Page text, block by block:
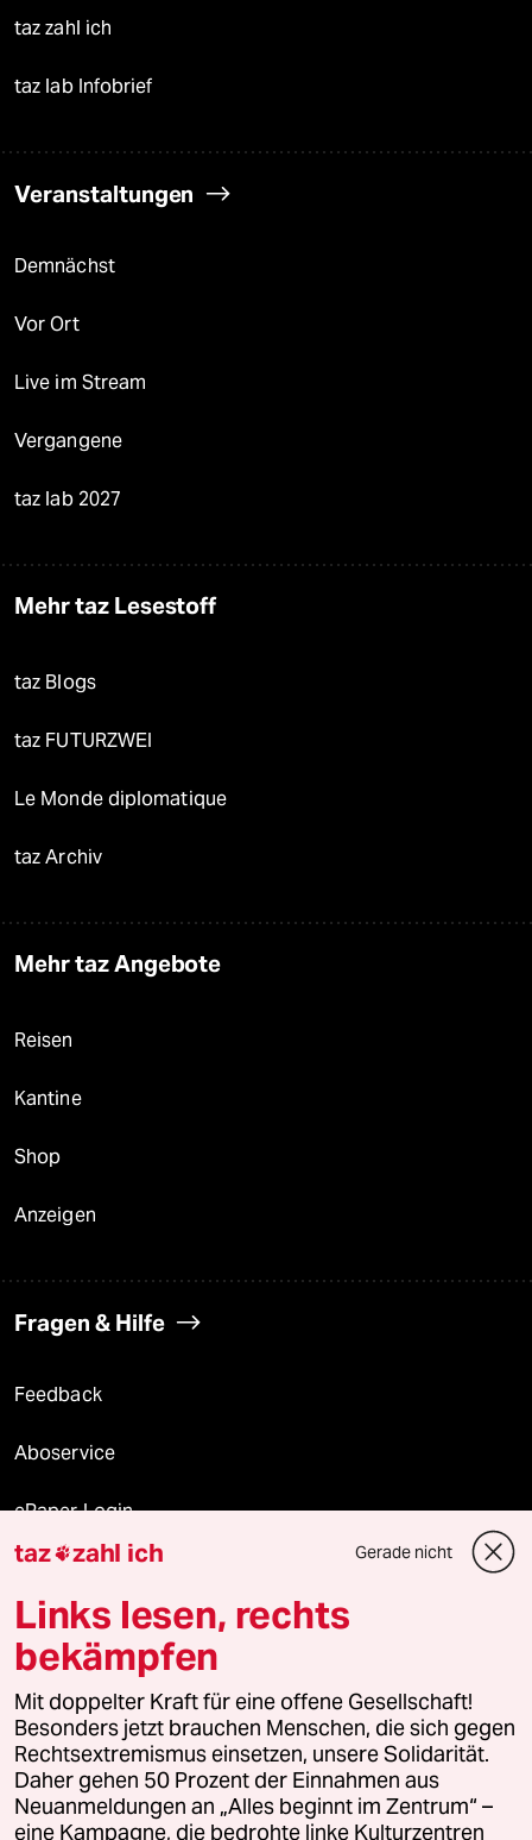
taz zahl ich
taz lab Infobrief
Veranstaltungen
Demnächst
Vor Ort
Live im Stream
Vergangene
taz lab 2027
Mehr taz Lesestoff
taz Blogs
taz FUTURZWEI
Le Monde diplomatique
taz Archiv
Mehr taz Angebote
Reisen
Kantine
Shop
Anzeigen
Fragen & Hilfe
Feedback
Aboservice
ePaper Login
Downloads für Abonnierende
© 2026 taz Verlags und Vertriebs GmbH
Alle Rechte vorbehalten. Bei rechtlichen Fragen oder für Genehmigungen
wenden Sie sich bitte an lizenzen@taz.de
Feedback Redaktionsstatut Kommune-Richtlinien
taz zahl ich Gerade nicht
Links lesen, rechts
bekämpfen
Mit doppelter Kraft für eine offene Gesellschaft!
Besonders jetzt brauchen Menschen, die sich gegen
Rechtsextremismus einsetzen, unsere Solidarität.
Daher gehen 50 Prozent der Einnahmen aus
Neuanmeldungen an „Alles beginnt im Zentrum“ –
eine Kampagne, die bedrohte linke Kulturzentren